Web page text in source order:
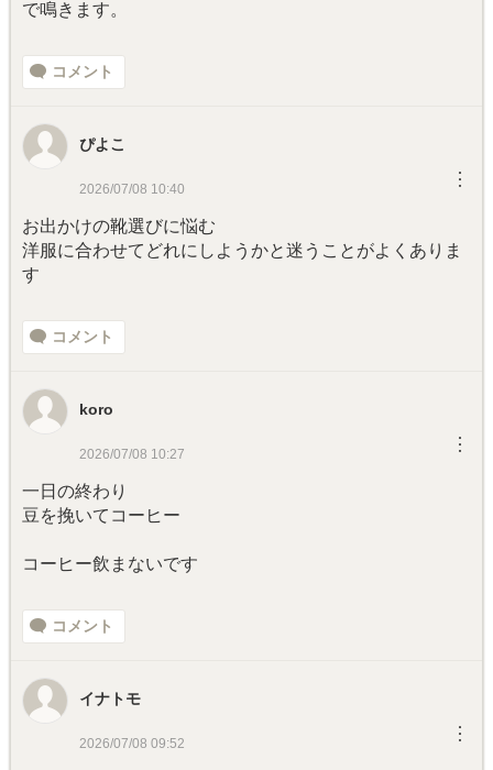
で鳴きます。
コメント
ぴよこ
2026/07/08 10:40 ︙
お出かけの靴選びに悩む
洋服に合わせてどれにしようかと迷うことがよくありま
す
コメント
koro
2026/07/08 10:27 ︙
一日の終わり
豆を挽いてコーヒー
コーヒー飲まないです
コメント
イナトモ
2026/07/08 09:52 ︙